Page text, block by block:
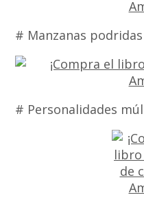
# Manzanas
# Personalidades